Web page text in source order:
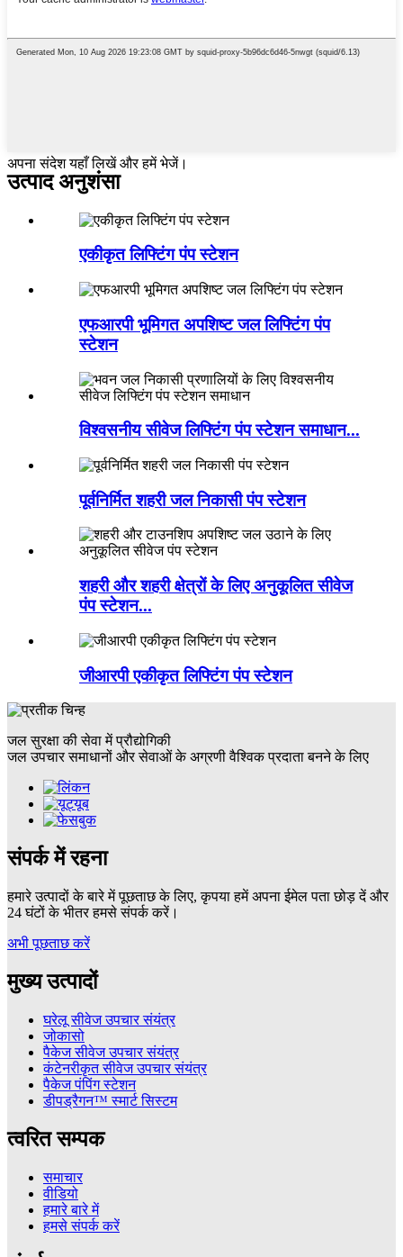
अपना संदेश यहाँ लिखें और हमें भेजें।
उत्पाद अनुशंसा
एकीकृत लिफ्टिंग पंप स्टेशन
एफआरपी भूमिगत अपशिष्ट जल लिफ्टिंग पंप
स्टेशन
विश्वसनीय सीवेज लिफ्टिंग पंप स्टेशन समाधान...
पूर्वनिर्मित शहरी जल निकासी पंप स्टेशन
शहरी और शहरी क्षेत्रों के लिए अनुकूलित सीवेज
पंप स्टेशन...
जीआरपी एकीकृत लिफ्टिंग पंप स्टेशन
जल सुरक्षा की सेवा में प्रौद्योगिकी
जल उपचार समाधानों और सेवाओं के अग्रणी वैश्विक प्रदाता बनने के लिए
संपर्क में रहना
हमारे उत्पादों के बारे में पूछताछ के लिए, कृपया हमें अपना ईमेल पता छोड़ दें और
24 घंटों के भीतर हमसे संपर्क करें।
अभी पूछताछ करें
मुख्य उत्पादों
घरेलू सीवेज उपचार संयंत्र
जोकासो
पैकेज सीवेज उपचार संयंत्र
कंटेनरीकृत सीवेज उपचार संयंत्र
पैकेज पंपिंग स्टेशन
डीपड्रैगन™ स्मार्ट सिस्टम
त्वरित सम्पक
समाचार
वीडियो
हमारे बारे में
हमसे संपर्क करें